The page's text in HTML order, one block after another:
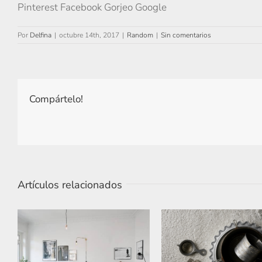
Pinterest Facebook Gorjeo Google
Por Delfina | octubre 14th, 2017 | Random | Sin comentarios
Compártelo!
Artículos relacionados